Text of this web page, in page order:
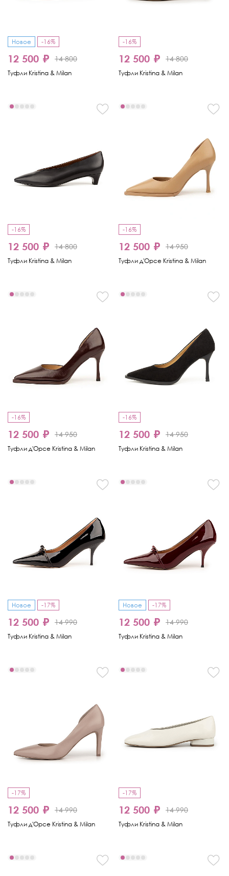
Новое -16%
12 500 ₽ 14 800
Туфли Kristina & Milan
-16%
12 500 ₽ 14 800
Туфли Kristina & Milan
-16%
12 500 ₽ 14 800
Туфли Kristina & Milan
-16%
12 500 ₽ 14 950
Туфли д'Орсе Kristina & Milan
-16%
12 500 ₽ 14 950
Туфли д'Орсе Kristina & Milan
-16%
12 500 ₽ 14 950
Туфли Kristina & Milan
Новое -17%
12 500 ₽ 14 990
Туфли Kristina & Milan
Новое -17%
12 500 ₽ 14 990
Туфли Kristina & Milan
-17%
12 500 ₽ 14 990
Туфли д'Орсе Kristina & Milan
-17%
12 500 ₽ 14 990
Туфли Kristina & Milan